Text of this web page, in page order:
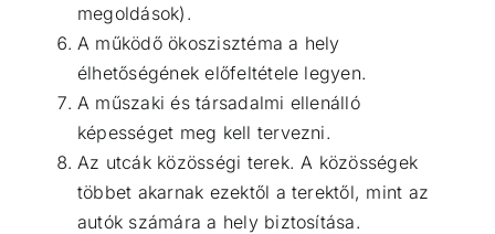
megoldások).
A működő ökoszisztéma a hely
élhetőségének előfeltétele legyen.
A műszaki és társadalmi ellenálló
képességet meg kell tervezni.
Az utcák közösségi terek. A közösségek
többet akarnak ezektől a terektől, mint az
autók számára a hely biztosítása.